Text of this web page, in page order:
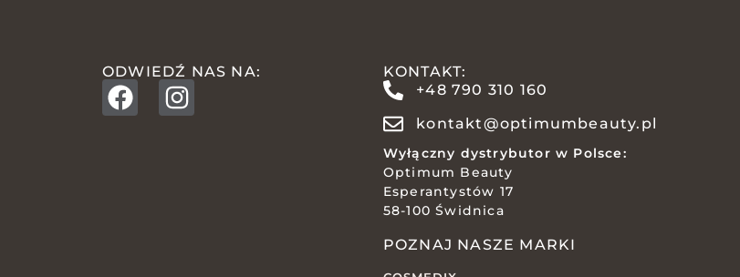
ODWIEDŹ NAS NA:
KONTAKT:
+48 790 310 160
kontakt@optimumbeauty.pl
Wyłączny dystrybutor w Polsce:
Optimum Beauty
Esperantystów 17
58-100 Świdnica
POZNAJ NASZE MARKI